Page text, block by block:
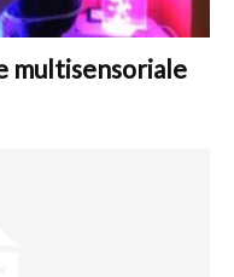
multisensoriale